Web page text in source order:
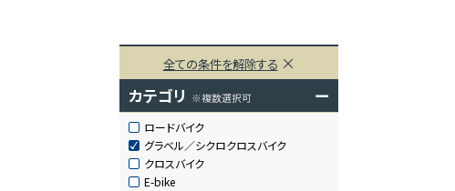
全ての条件を解除する
カテゴリ ※複数選択可 ー
ロードバイク
グラベル／シクロクロスバイク
クロスバイク
E-bike